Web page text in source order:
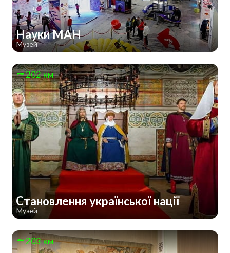
Науки МАН
Музей
202 км
Становлення української нації
Музей
203 км